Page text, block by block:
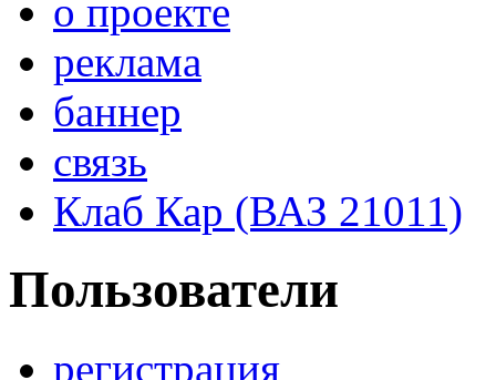
о проекте
реклама
баннер
связь
Клаб Кар (ВАЗ 21011)
Пользователи
регистрация